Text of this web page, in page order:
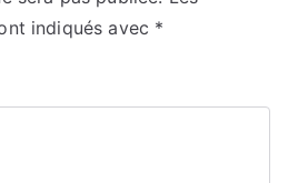
indiqués avec *